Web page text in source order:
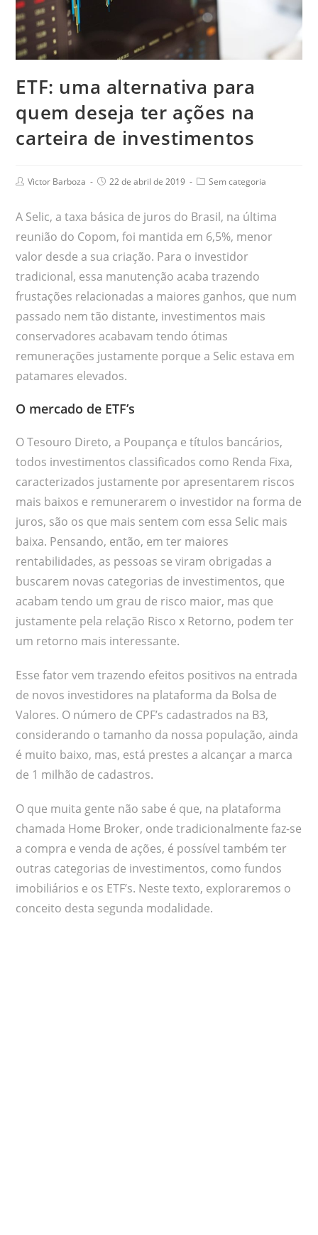
ETF: uma alternativa para
quem deseja ter ações na
carteira de investimentos
Victor Barboza 22 de abril de 2019 Sem categoria
A Selic, a taxa básica de juros do Brasil, na última
reunião do Copom, foi mantida em 6,5%, menor
valor desde a sua criação. Para o investidor
tradicional, essa manutenção acaba trazendo
frustações relacionadas a maiores ganhos, que num
passado nem tão distante, investimentos mais
conservadores acabavam tendo ótimas
remunerações justamente porque a Selic estava em
patamares elevados.
O mercado de ETF’s
O Tesouro Direto, a Poupança e títulos bancários,
todos investimentos classificados como Renda Fixa,
caracterizados justamente por apresentarem riscos
mais baixos e remunerarem o investidor na forma de
juros, são os que mais sentem com essa Selic mais
baixa. Pensando, então, em ter maiores
rentabilidades, as pessoas se viram obrigadas a
buscarem novas categorias de investimentos, que
acabam tendo um grau de risco maior, mas que
justamente pela relação Risco x Retorno, podem ter
um retorno mais interessante.
Esse fator vem trazendo efeitos positivos na entrada
de novos investidores na plataforma da Bolsa de
Valores. O número de CPF’s cadastrados na B3,
considerando o tamanho da nossa população, ainda
é muito baixo, mas, está prestes a alcançar a marca
de 1 milhão de cadastros.
O que muita gente não sabe é que, na plataforma
chamada Home Broker, onde tradicionalmente faz-se
a compra e venda de ações, é possível também ter
outras categorias de investimentos, como fundos
imobiliários e os ETF’s. Neste texto, exploraremos o
conceito desta segunda modalidade.